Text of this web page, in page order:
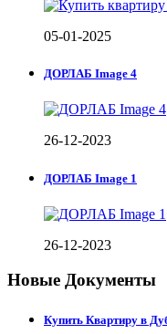
05-01-2025
ДОРЛАБ Image 4
26-12-2023
ДОРЛАБ Image 1
26-12-2023
Новые Документы
Купить Квартиру в